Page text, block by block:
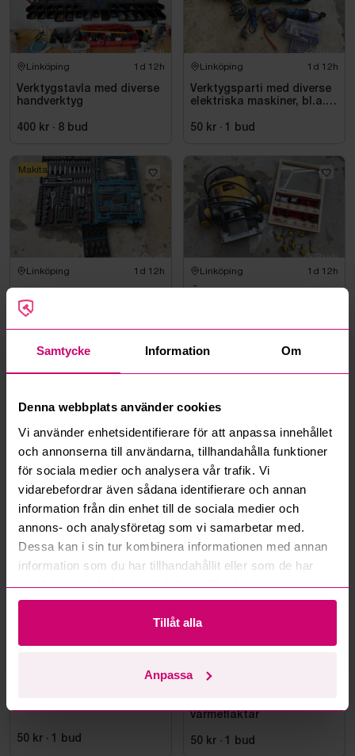
Samtycke Information Om
Denna webbplats använder cookies
Vi använder enhetsidentifierare för att anpassa innehållet
och annonserna till användarna, tillhandahålla funktioner
för sociala medier och analysera vår trafik. Vi
vidarebefordrar även sådana identifierare och annan
information från din enhet till de sociala medier och
annons- och analysföretag som vi samarbetar med.
Dessa kan i sin tur kombinera informationen med annan
information som du har tillhandahållit eller som de har
samlat in när du har använt deras tjänster.
Tillåt alla
Anpassa
Linköping 1d 12h
Verktygstavla med diverse
handverktyg
400 kr · 8 bud
Linköping 1d 12h
Verktygsparti med diverse
elektriska maskiner, bl.a.
50 kr · 1 bud
Linköping 1d 12h
samt diverselåda från
Makita
450 kr ·7 bud
Makita
Linköping 1d 12h
50 kr ·1 bud
Linköping 1d 12h
Poppstar
Linköping
Mirka, Tokya
1d 12h
50 kr · 1 bud
Linköping
värmefläktar
50 kr · 1 bud